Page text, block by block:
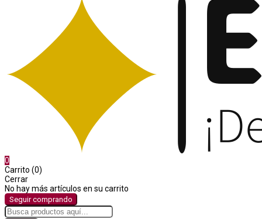
0
Carrito (0)
Cerrar
No hay más artículos en su carrito
Seguir comprando